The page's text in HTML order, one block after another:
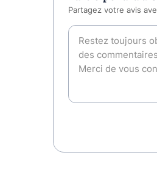
Partagez votre avis